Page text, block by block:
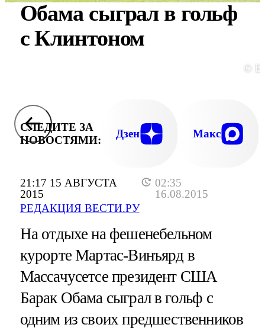
21:17 15 АВГУСТА
2015
02:35
16.08.2015
РЕДАКЦИЯ ВЕСТИ.РУ
Обама сыграл в гольф
с Клинтоном
©
СЛЕДИТЕ ЗА
НОВОСТЯМИ:
Дзен Макс
На отдыхе на фешенебельном
курорте Мартас-Винъярд в
Массачусетсе президент США
Барак Обама сыграл в гольф с
одним из своих предшественников